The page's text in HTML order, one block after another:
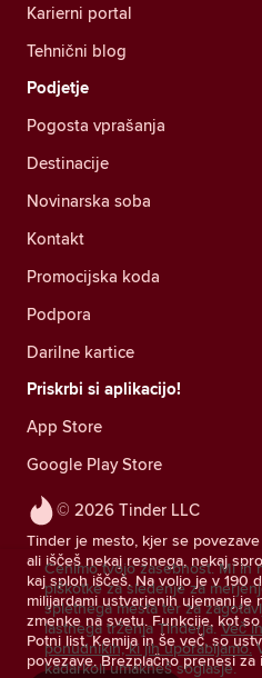
© 2026 Tinder LLC
Tinder je mesto, kjer se
ali iščeš nekaj resnega, nekaj
kaj sploh iščeš. Na voljo je v 190
milijardami ustvarjenih ujemanj je
zmenke na svetu. Funkcije, kot
Potni list, Kemija in še več, so
povezave. Brezplačno prenesi za
Karierni portal
Tehnični blog
Podjetje
Pogosta vprašanja
Destinacije
Novinarska soba
Kontakt
Promocijska koda
Podpora
Darilne kartice
Priskrbi si aplikacijo!
App Store
Google Play Store
Cenimo tvojo zasebnost. Mi in
piškotke za sledenje za
spletnega mesta ter za
lastnega trženja Tinderja. Več
ponudnikih, ki jih uporabljamo.
kadarkoli umakneš soglasje.